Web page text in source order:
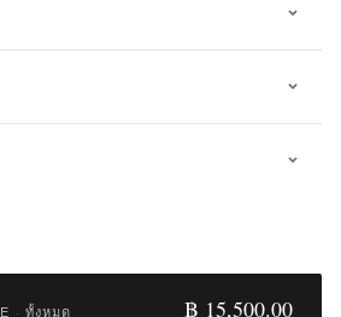
· ทั้งหมด ฿ 15,500.00